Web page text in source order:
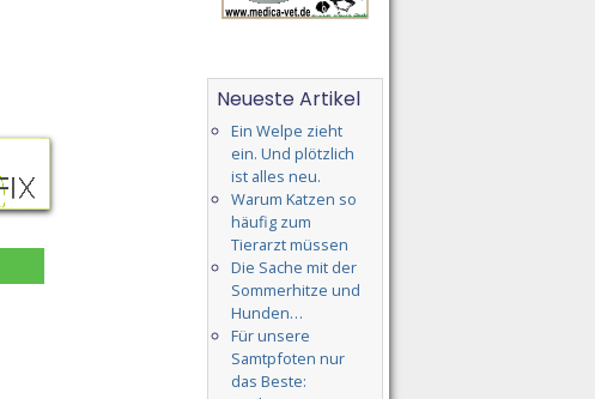
Neueste Artikel
Ein Welpe zieht
ein. Und plötzlich
ist alles neu.
Warum Katzen so
häufig zum
Tierarzt müssen
Die Sache mit der
Sommerhitze und
Hunden…
Für unsere
Samtpfoten nur
das Beste: